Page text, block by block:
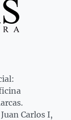
Carlos I,